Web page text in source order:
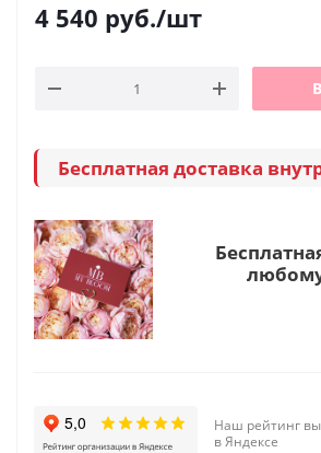
4 540 руб./шт
Бесплатная доставка
Наш рейтинг
в Яндексе